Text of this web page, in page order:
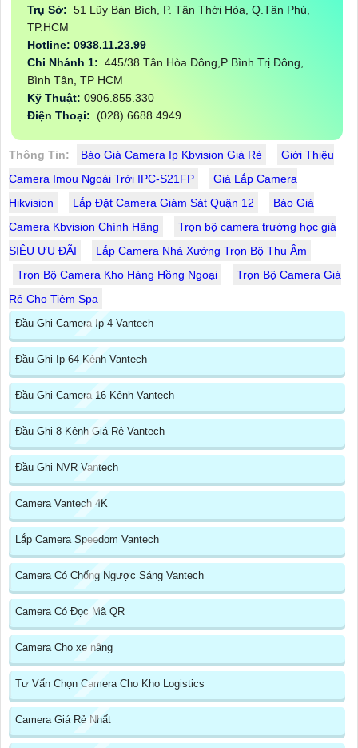
Trụ Sở: 51 Lũy Bán Bích, P. Tân Thới Hòa, Q.Tân Phú,
TP.HCM
Hotline: 0938.11.23.99
Chi Nhánh 1: 445/38 Tân Hòa Đông,P Bình Trị Đông,
Bình Tân, TP HCM
Kỹ Thuật: 0906.855.330
Điện Thoại: (028) 6688.4949
Thông Tin: Báo Giá Camera Ip Kbvision Giá Rè
Giới Thiệu
Camera Imou Ngoài Trời IPC-S21FP
Giá Lắp Camera
Hikvision
Lắp Đặt Camera Giám Sát Quận 12
Báo Giá
Camera Kbvision Chính Hãng
Trọn bộ camera trường học giá
SIÊU ƯU ĐÃI
Lắp Camera Nhà Xưởng Trọn Bộ Thu Âm
Trọn Bộ Camera Kho Hàng Hồng Ngoại
Trọn Bộ Camera Giá
Rẻ Cho Tiệm Spa
Đầu Ghi Camera Ip 4 Vantech
Đầu Ghi Ip 64 Kênh Vantech
Đầu Ghi Camera 16 Kênh Vantech
Đầu Ghi 8 Kênh Giá Rẻ Vantech
Đầu Ghi NVR Vantech
Camera Vantech 4K
Lắp Camera Speedom Vantech
Camera Có Chống Ngược Sáng Vantech
Camera Có Đọc Mã QR
Camera Cho xe nâng
Tư Vấn Chọn Camera Cho Kho Logistics
Camera Giá Rẻ Nhất